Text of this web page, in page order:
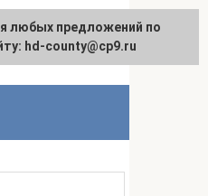
любых предложений по
hd-county@cp9.ru